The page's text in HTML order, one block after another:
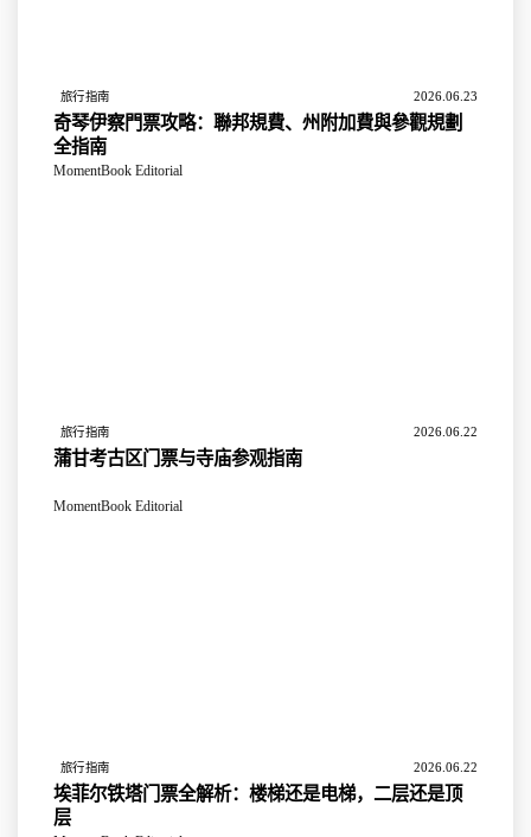
旅行指南 2026.06.23
奇琴伊察門票攻略：聯邦規費、州附加費與參觀規劃
全指南
MomentBook Editorial
旅行指南 2026.06.22
蒲甘考古区门票与寺庙参观指南
MomentBook Editorial
旅行指南 2026.06.22
埃菲尔铁塔门票全解析：楼梯还是电梯，二层还是顶
层